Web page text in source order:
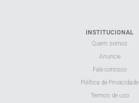
INSTITUCIONAL
Quem somos
Anuncie
Fale conosco
Política de Privacidade
Termos de uso